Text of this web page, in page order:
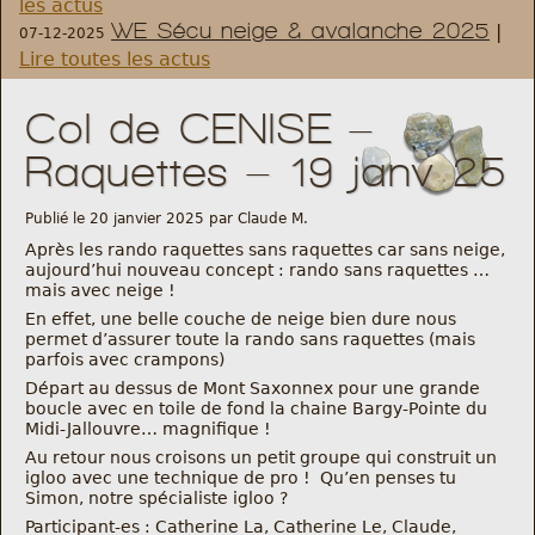
Règlement et statuts
Modalités d’inscriptions
Cartes découvertes
Comité Directeur
Frais kilométriques
Formation
Infos contact
Nous contacter
les actus
07-12-2025 WE Sécu neige & avalanche 2025 |
Lire toutes les actus
Col de CENISE –
Raquettes – 19 janv 25
Publié le 20 janvier 2025 par Claude M.
Après les rando raquettes sans raquettes car sans neige,
aujourd’hui nouveau concept : rando sans raquettes …
mais avec neige !
En effet, une belle couche de neige bien dure nous
permet d’assurer toute la rando sans raquettes (mais
parfois avec crampons)
Départ au dessus de Mont Saxonnex pour une grande
boucle avec en toile de fond la chaine Bargy-Pointe du
Midi-Jallouvre… magnifique !
Au retour nous croisons un petit groupe qui construit un
igloo avec une technique de pro ! Qu’en penses tu
Simon, notre spécialiste igloo ?
Participant-es : Catherine La, Catherine Le, Claude,